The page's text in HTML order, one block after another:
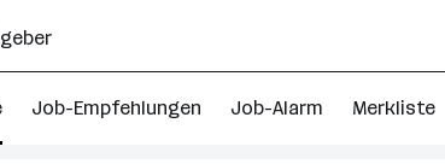
Job-Empfehlungen Job-Alarm Merkliste